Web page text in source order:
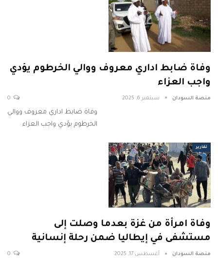
وفاة ضابط اداري معروف ووالي الخرطوم يؤدي
واجب العزاء
منصة السودان سبتمبر 6, 2025
وفاة ضابط اداري معروف ووالي
الخرطوم يؤدي واجب العزاء
تقارير
وفاة امرأة من غزة بعدما وصلت إلى
مستشفى في إيطاليا ضمن رحلة إنسانية
منصة السودان أغسطس 17, 2025